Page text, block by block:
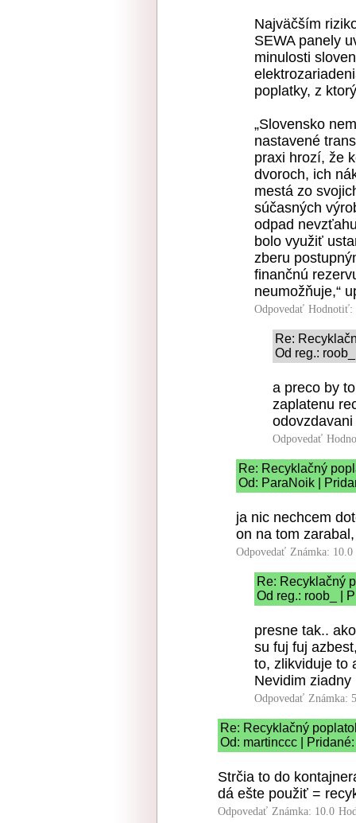
Najväčším
SEWA panely
minulosti
poplatky, z
„Slovensko
nastavené
praxi hrozí, že
dvoroch, ich
mestá zo
súčasných
odpad
bolo využiť
zberu
finančnú
neumožňuje,“
Odpovedať Hodnotiť:
Re:
Od reg.:
a preco by
zaplatenu
Odpovedať
Re: Recyklačný
Od: ParaNoik |
ja nic nechcem
on na tom
Odpovedať Známka: 10.0
Re: Recyklačný
Od reg.: roob_ |
presne tak..
su fuj fuj
to, zlikviduje to
Nevidim ziadny
Odpovedať Známka:
Re: Recyklačný
Od: martinccc |
Strčia to do
dá ešte použiť =
Odpovedať Známka: 10.0